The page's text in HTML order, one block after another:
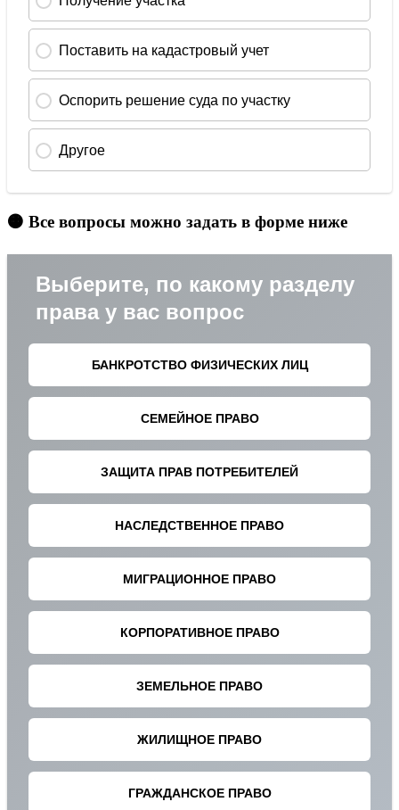
🟠 Все вопросы можно задать в форме ниже